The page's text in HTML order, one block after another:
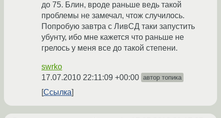
до 75. Блин, вроде раньше ведь такой
проблемы не замечал, чтож случилось.
Попробую завтра с ЛивСД таки запустить
убунту, ибо мне кажется что раньше не
грелось у меня все до такой степени.
swrko
17.07.2010 22:11:09 +00:00 автор топика
Ссылка